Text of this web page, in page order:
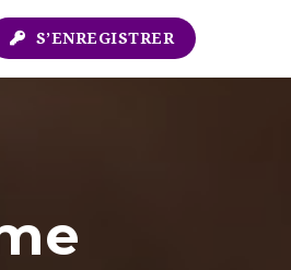
S’ENREGISTRER